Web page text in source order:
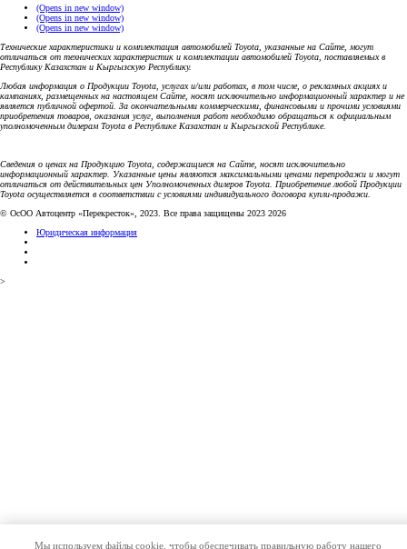
(Opens in new window)
(Opens in new window)
(Opens in new window)
Технические характеристики и комплектация автомобилей Toyota, указанные на Сайте, могут
отличаться от технических характеристик и комплектации автомобилей Toyota, поставляемых в
Республику Казахстан и Кыргызскую Республику.
Любая информация о Продукции Toyota, услугах и/или работах, в том числе, о рекламных акциях и
кампаниях, размещенных на настоящем Cайте, носят исключительно информационный характер и не
является публичной офертой. За окончательными коммерческими, финансовыми и прочими условиями
приобретения товаров, оказания услуг, выполнения работ необходимо обращаться к официальным
уполномоченным дилерам Toyota в Республике Казахстан и Кыргызской Республике.
Сведения о ценах на Продукцию Toyota, содержащиеся на Сайте, носят исключительно
информационный характер. Указанные цены являются максимальными ценами перепродажи и могут
отличаться от действительных цен Уполномоченных дилеров Toyota. Приобретение любой Продукции
Toyota осуществляется в соответствии с условиями индивидуального договора купли-продажи.
© ОсОО Автоцентр «Перекресток», 2023. Все права защищены 2023 2026
Юридическая информация
Мы используем файлы cookie, чтобы обеспечивать правильную работу нашего
>